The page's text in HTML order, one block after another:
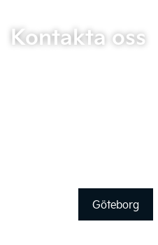
Kontakta oss
Göteborg